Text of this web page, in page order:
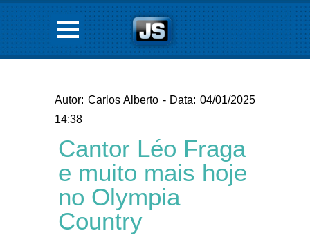
Autor: Carlos Alberto - Data: 04/01/2025
14:38
Cantor Léo Fraga
e muito mais hoje
no Olympia
Country